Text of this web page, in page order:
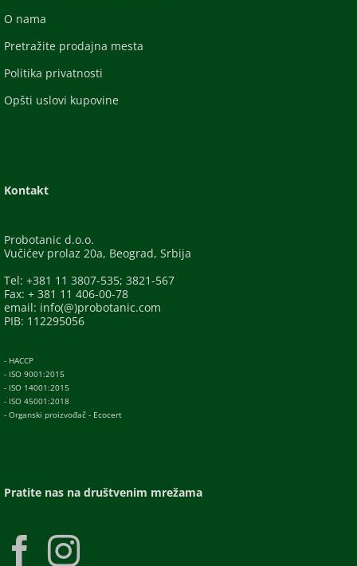
O nama
Pretražite prodajna mesta
Politika privatnosti
Opšti uslovi kupovine
Kontakt
Probotanic d.o.o.
Vučićev prolaz 20a, Beograd, Srbija
Tel: +381 11 3807-535; 3821-567
Fax: + 381 11 406-00-78
email: info(@)probotanic.com
PIB: 112295056
- HACCP
- ISO 9001:2015
- ISO 14001:2015
- ISO 45001:2018
- Organski proizvođač - Ecocert
Pratite nas na društvenim mrežama